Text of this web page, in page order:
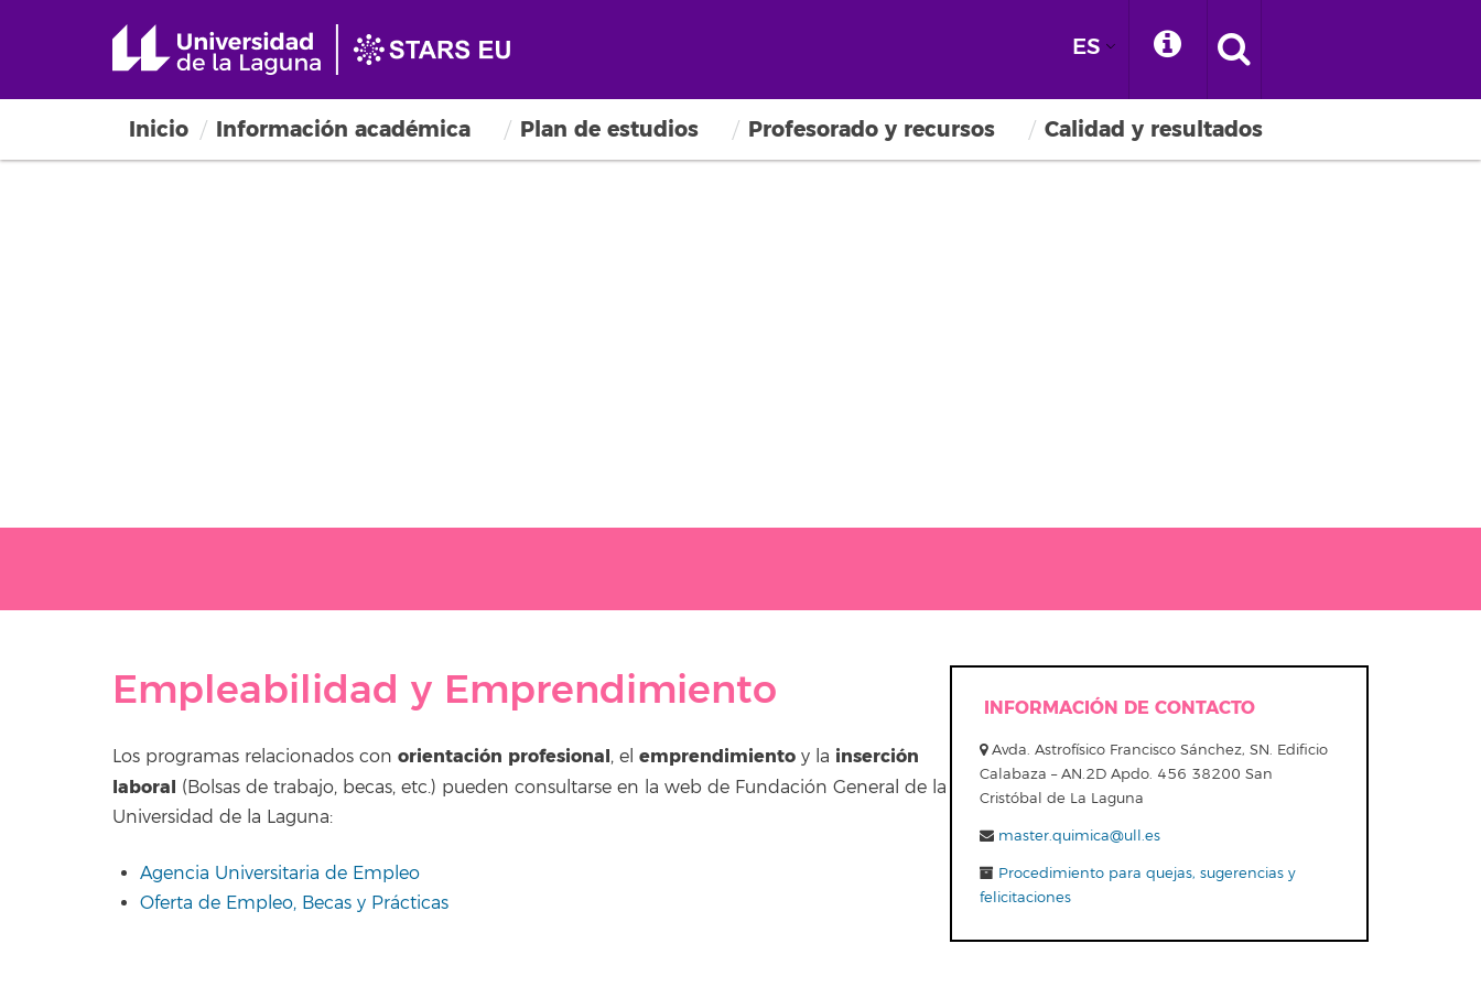
ES
Inicio Información académica Plan de estudios Profesorado y recursos Calidad y resultados
Empleabilidad y Emprendimiento
Los programas relacionados con orientación profesional, el emprendimiento y la inserción
laboral (Bolsas de trabajo, becas, etc.) pueden consultarse en la web de Fundación General de la
Universidad de la Laguna:
Agencia Universitaria de Empleo
Oferta de Empleo, Becas y Prácticas
INFORMACIÓN DE CONTACTO
Avda. Astrofísico Francisco Sánchez, SN. Edificio
Calabaza – AN.2D Apdo. 456 38200 San
Cristóbal de La Laguna
master.quimica@ull.es
Procedimiento para quejas, sugerencias y
felicitaciones